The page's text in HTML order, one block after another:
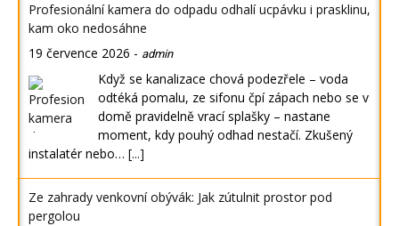
Profesionální kamera do odpadu odhalí ucpávku i prasklinu,
kam oko nedosáhne
19 července 2026 - admin
Když se kanalizace chová podezřele – voda
odtéká pomalu, ze sifonu čpí zápach nebo se v
domě pravidelně vrací splašky – nastane
moment, kdy pouhý odhad nestačí. Zkušený
instalatér nebo… [...]
Ze zahrady venkovní obývák: Jak zútulnit prostor pod
pergolou